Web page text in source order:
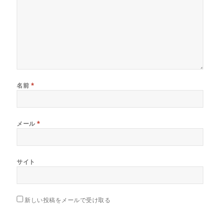
名前 *
メール*
サイト
新しい投稿をメールで受け取る